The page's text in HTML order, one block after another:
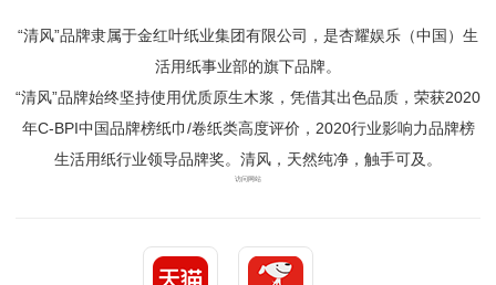
“清风”品牌隶属于金红叶纸业集团有限公司，是杏耀娱乐（中国）生
活用纸事业部的旗下品牌。
“清风”品牌始终坚持使用优质原生木浆，凭借其出色品质，荣获2020
年C-BPI中国品牌榜纸巾/卷纸类高度评价，2020行业影响力品牌榜
生活用纸行业领导品牌奖。清风，天然纯净，触手可及。
访问网站